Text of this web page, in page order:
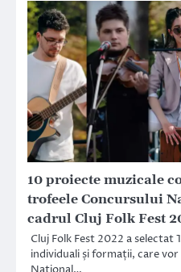
10 proiecte muzicale
trofeele Concursului
cadrul Cluj Folk Fest
Cluj Folk Fest 2022 a
individuali și formații, care